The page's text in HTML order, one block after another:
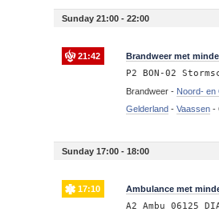
Sunday 21:00 - 22:00
21:42 Brandweer met
P2 BON-02
Brandweer - Noord- en
Gelderland -Vaassen -
Sunday 17:00 - 18:00
17:10 Ambulance met
A2 Ambu 06125